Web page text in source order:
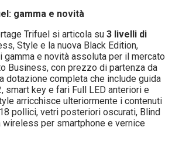
gamma e novità
Trifuel si articola su 3 livelli di
Style e la nuova Black Edition,
e novità assoluta per il mercato
Business, con prezzo di partenza da
dotazione completa che include guida
smart key e fari Full LED anteriori e
arricchisce ulteriormente i contenuti
pollici, vetri posteriori oscurati, Blind
wireless per smartphone e vernice